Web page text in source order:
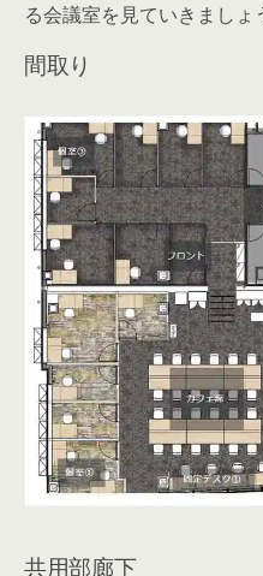
る会議室を見ていきましょ
間取り
共用部廊下